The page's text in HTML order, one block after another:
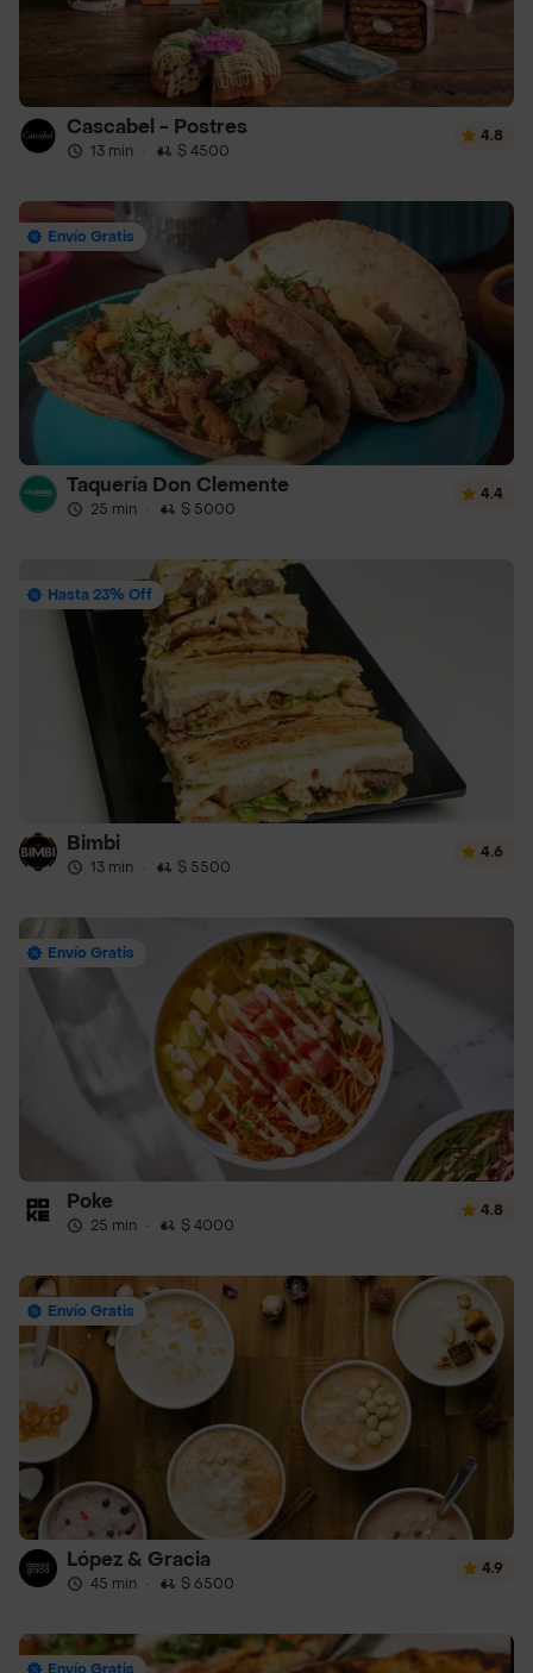
Cascabel - Postres
13 min · $ 4500
4.8
Envío Gratis
Taquería Don Clemente
25 min · $ 5000
4.4
Hasta 23% Off
Bimbi
13 min · $ 5500
4.6
Envío Gratis
Poke
25 min · $ 4000
4.8
Envío Gratis
López & Gracia
45 min · $ 6500
4.9